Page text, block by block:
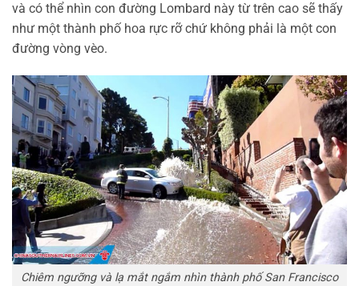
và có thể nhìn con đường Lombard này từ trên cao sẽ thấy
như một thành phố hoa rực rỡ chứ không phải là một con
đường vòng vèo.
Chiêm ngưỡng và lạ mắt ngắm nhìn thành phố San Francisco